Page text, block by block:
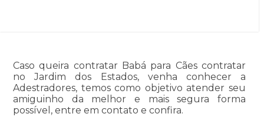
Caso queira contratar Babá para Cães contratar
no Jardim dos Estados, venha conhecer a
Adestradores, temos como objetivo atender seu
amiguinho da melhor e mais segura forma
possível, entre em contato e confira.